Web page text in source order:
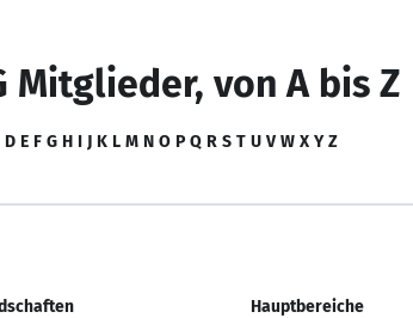
Mitglieder, von A bis Z
D E F G H I J K L M N O P Q R S T U V W X Y Z
Hauptbereiche